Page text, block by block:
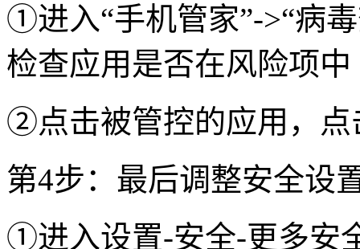
①进入“手机管家”->“病
检查应用是否在风险项中
②点击被管控的应用，点
第4步：最后调整安全设
①进入设置-安全-更多安